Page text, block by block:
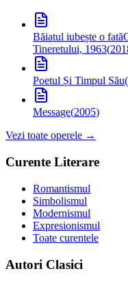
Băiatul iubește o fată
Tineretului, 1963(
Poetul Și Timpul Său(
Message(2005)
Vezi toate operele →
Curente Literare
Romantismul
Simbolismul
Modernismul
Expresionismul
Toate curentele
Autori Clasici